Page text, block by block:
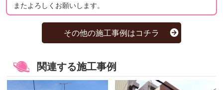
またよろしくお願いします。
その他の施工事例はコチラ
関連する施工事例